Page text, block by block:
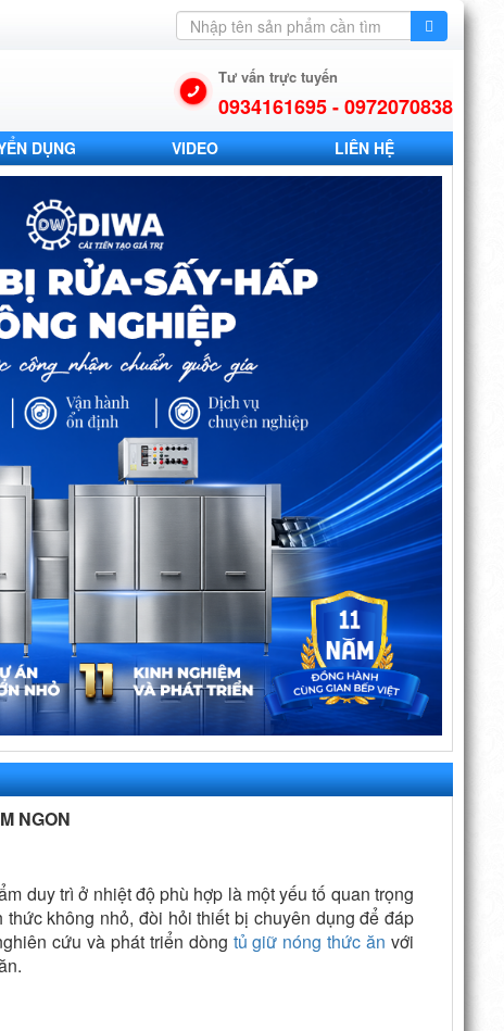
Tư vấn trực tuyến
0934161695 - 0972070838
DỤNG VIDEO LIÊN HỆ
NGON
duy trì ở nhiệt độ phù hợp là một yếu tố quan trọng
không nhỏ, đòi hỏi thiết bị chuyên dụng để đáp
cứu và phát triển dòng tủ giữ nóng thức ăn với